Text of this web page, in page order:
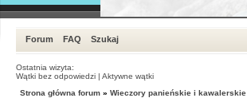
Forum FAQ Szukaj
Ostatnia wizyta:
Wątki bez odpowiedzi | Aktywne wątki
Strona główna forum » Wieczory panieńskie i kawalerskie